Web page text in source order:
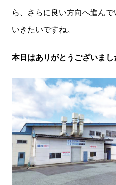
ら、さらに良い方向へ進ん
いきたいですね。
本日はありがとうございま